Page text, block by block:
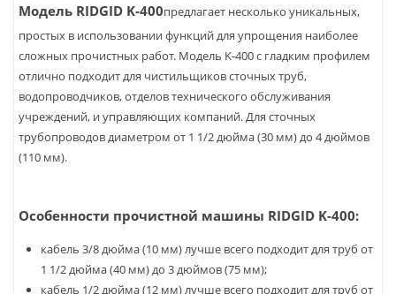
Модель RIDGID K-400предлагает несколько уникальных,
простых в использовании функций для упрощения наиболее
сложных прочистных работ. Модель K-400 с гладким профилем
отлично подходит для чистильщиков сточных труб,
водопроводчиков, отделов технического обслуживания
учреждений, и управляющих компаний. Для сточных
трубопроводов диаметром от 1 1/2 дюйма (30 мм) до 4 дюймов
(110 мм).
Особенности прочистной машины RIDGID K-400:
кабель 3/8 дюйма (10 мм) лучше всего подходит для труб от
1 1/2 дюйма (40 мм) до 3 дюймов (75 мм);
кабель 1/2 дюйма (12 мм) лучше всего подходит для труб от